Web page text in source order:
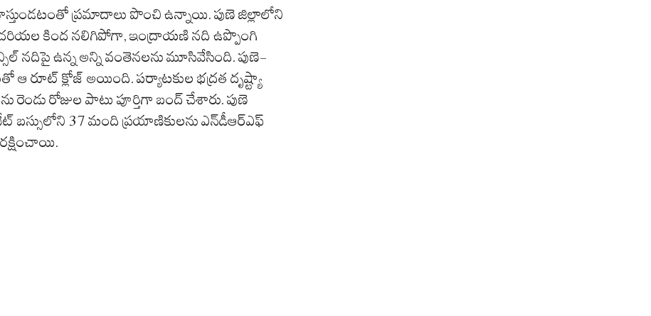
ప్రమాదాలు పొంచి ఉన్నాయి. పుణె జిల్లాలోని
కింద నలిగిపోగా, ఇంద్రాయణి నది ఉప్పొంగి
నదిపై ఉన్న అన్ని వంతెనలను మూసివేసింది. పుణె-
రూట్ క్లోజ్ అయింది. పర్యాటకుల భద్రత దృష్ట్యా
రెండు రోజుల పాటు పూర్తిగా బంద్ చేశారు. పుణె
బస్సులోని 37 మంది ప్రయాణికులను ఎన్‌డీఆర్ఎఫ్
రక్షించాయి.